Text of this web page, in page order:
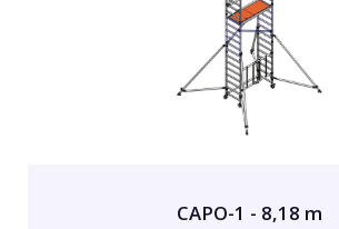
CAPO-1 - 8,18 m